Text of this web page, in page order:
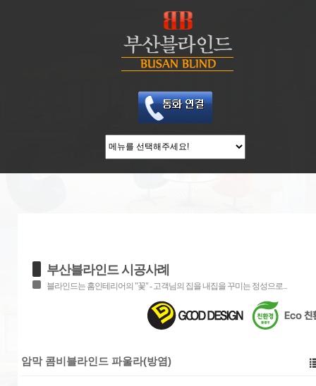
부산블라인드 시공사례
블라인드는 홈인테리어의 "꽃" - 고객님의 집을 내집을 꾸미는 정성으로...
암막 콤비블라인드 파울라(방염)